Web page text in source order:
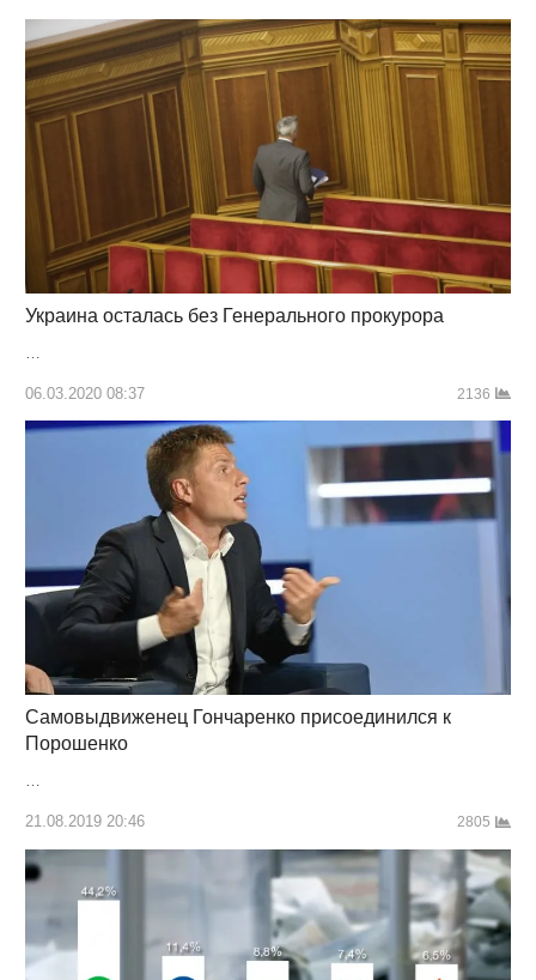
Украина осталась без Генерального прокурора
06.03.2020 08:37 2136
Самовыдвиженец Гончаренко присоединился к
Порошенко
21.08.2019 20:46 2805